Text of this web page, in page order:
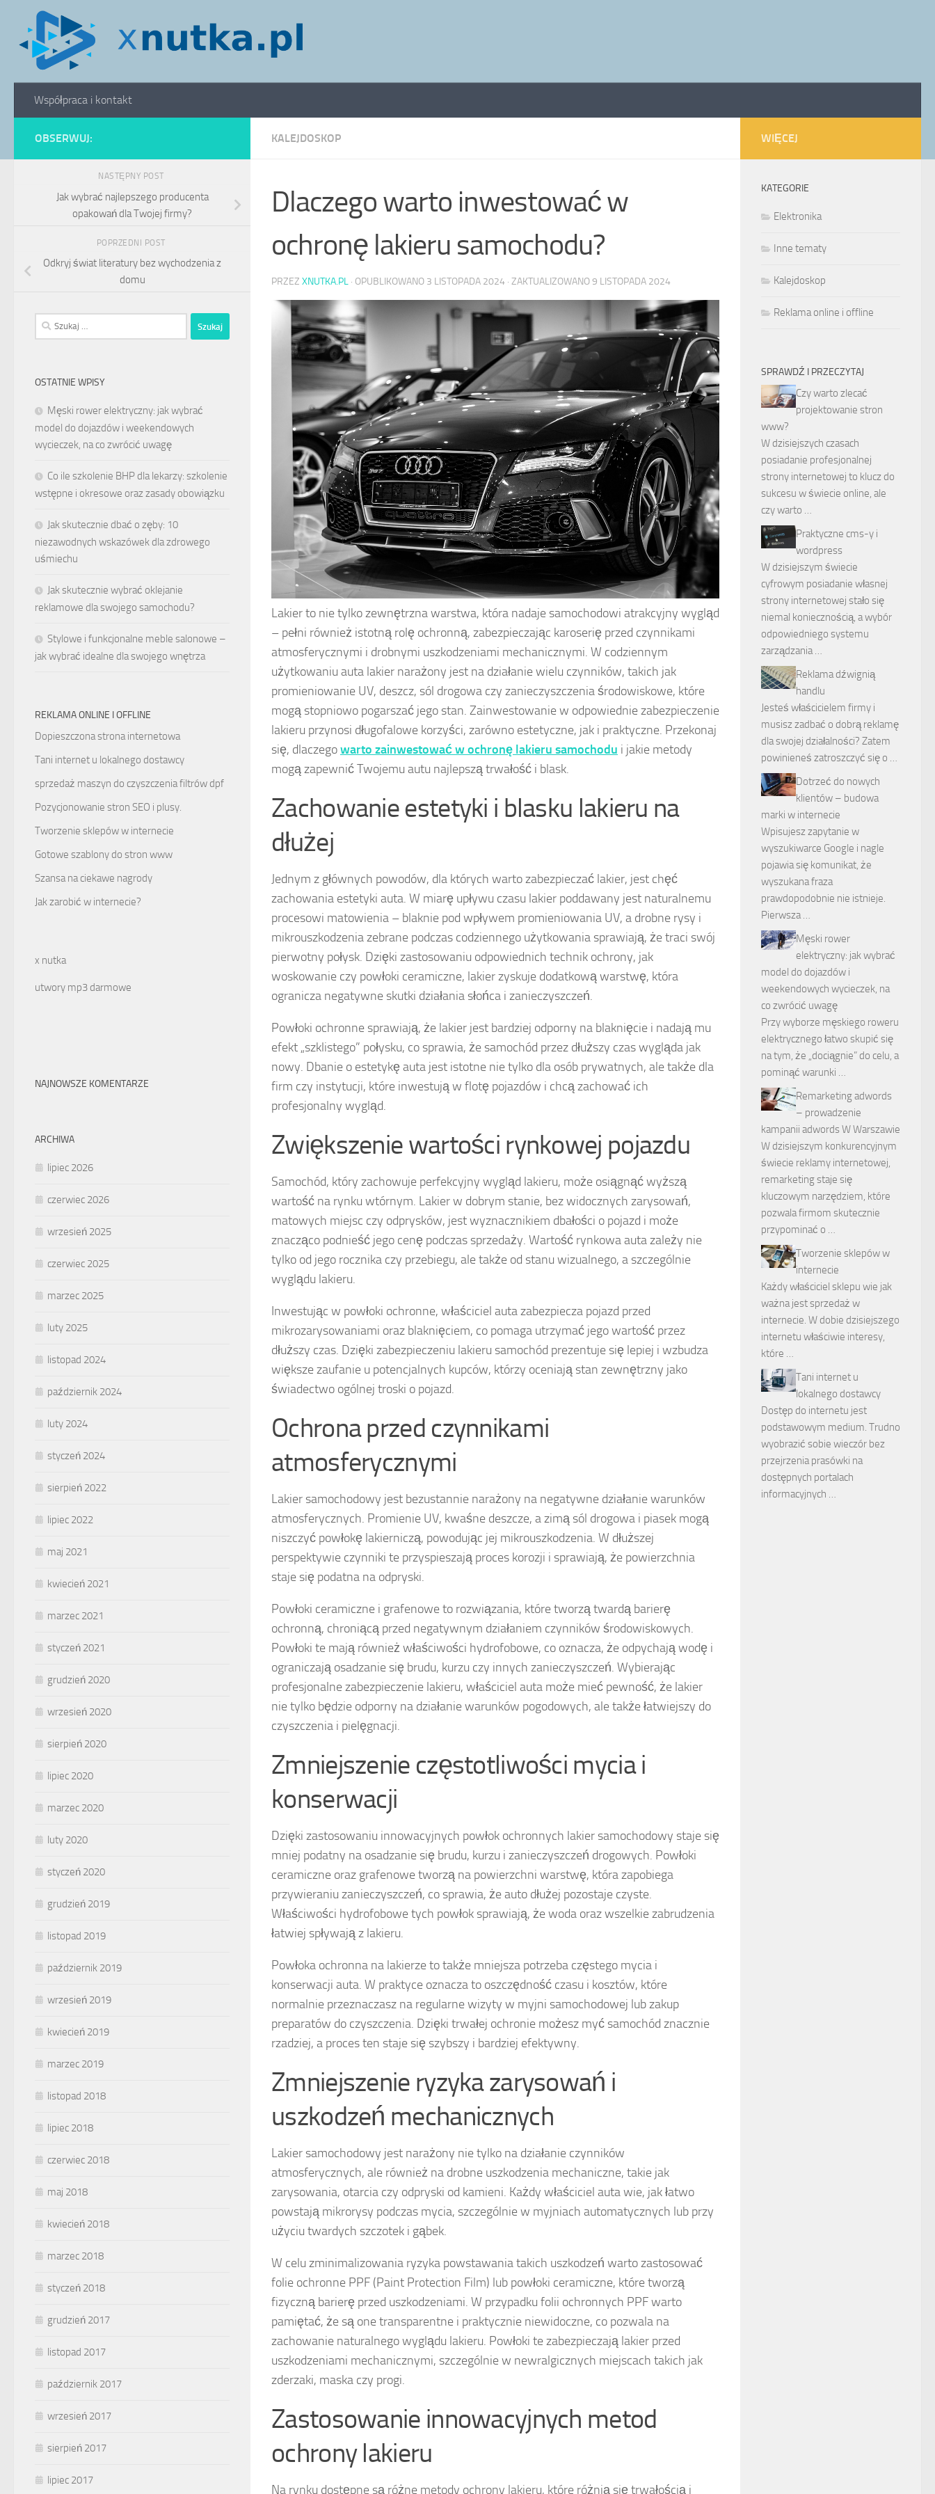
Skip to content
Współpraca i kontakt
KALEJDOSKOP
Dlaczego warto inwestować w
ochronę lakieru samochodu?
PRZEZ XNUTKA.PL · OPUBLIKOWANO 3 LISTOPADA 2024 · ZAKTUALIZOWANO9 LISTOPADA 2024
Lakier to nie tylko zewnętrzna warstwa, która nadaje samochodowi atrakcyjny wygląd
– pełni również istotną rolę ochronną, zabezpieczając karoserię przed czynnikami
atmosferycznymi i drobnymi uszkodzeniami mechanicznymi. W codziennym
użytkowaniu auta lakier narażony jest na działanie wielu czynników, takich jak
promieniowanie UV, deszcz, sól drogowa czy zanieczyszczenia środowiskowe, które
mogą stopniowo pogarszać jego stan. Zainwestowanie w odpowiednie zabezpieczenie
lakieru przynosi długofalowe korzyści, zarówno estetyczne, jak i praktyczne. Przekonaj
się, dlaczegowarto zainwestować w ochronę lakieru samochodu i jakie metody
mogą zapewnić Twojemu autu najlepszą trwałość i blask.
Zachowanie estetyki i blasku lakieru na
dłużej
Jednym z głównych powodów, dla których warto zabezpieczać lakier, jest chęć
zachowania estetyki auta. W miarę upływu czasu lakier poddawany jest naturalnemu
procesowi matowienia – blaknie pod wpływem promieniowania UV, a drobne rysy i
mikrouszkodzenia zebrane podczas codziennego użytkowania sprawiają, że traci swój
pierwotny połysk. Dzięki zastosowaniu odpowiednich technik ochrony, jak
woskowanie czy powłoki ceramiczne, lakier zyskuje dodatkową warstwę, która
ogranicza negatywne skutki działania słońca i zanieczyszczeń.
Powłoki ochronne sprawiają, że lakier jest bardziej odporny na blaknięcie i nadają mu
efekt „szklistego” połysku, co sprawia, że samochód przez dłuższy czas wygląda jak
nowy. Dbanie o estetykę auta jest istotne nie tylko dla osób prywatnych, ale także dla
firm czy instytucji, które inwestują w flotę pojazdów i chcą zachować ich
profesjonalny wygląd.
Zwiększenie wartości rynkowej pojazdu
Samochód, który zachowuje perfekcyjny wygląd lakieru, może osiągnąć wyższą
wartość na rynku wtórnym. Lakier w dobrym stanie, bez widocznych zarysowań,
matowych miejsc czy odprysków, jest wyznacznikiem dbałości o pojazd i może
znacząco podnieść jego cenę podczas sprzedaży. Wartość rynkowa auta zależy nie
tylko od jego rocznika czy przebiegu, ale także od stanu wizualnego, a szczególnie
wyglądu lakieru.
Inwestując w powłoki ochronne, właściciel auta zabezpiecza pojazd przed
mikrozarysowaniami oraz blaknięciem, co pomaga utrzymać jego wartość przez
dłuższy czas. Dzięki zabezpieczeniu lakieru samochód prezentuje się lepiej i wzbudza
większe zaufanie u potencjalnych kupców, którzy oceniają stan zewnętrzny jako
świadectwo ogólnej troski o pojazd.
Ochrona przed czynnikami
atmosferycznymi
Lakier samochodowy jest bezustannie narażony na negatywne działanie warunków
atmosferycznych. Promienie UV, kwaśne deszcze, a zimą sól drogowa i piasek mogą
niszczyć powłokę lakierniczą, powodując jej mikrouszkodzenia. W dłuższej
perspektywie czynniki te przyspieszają proces korozji i sprawiają, że powierzchnia
staje się podatna na odpryski.
Powłoki ceramiczne i grafenowe to rozwiązania, które tworzą twardą barierę
ochronną, chroniącą przed negatywnym działaniem czynników środowiskowych.
Powłoki te mają również właściwości hydrofobowe, co oznacza, że odpychają wodę i
ograniczają osadzanie się brudu, kurzu czy innych zanieczyszczeń. Wybierając
profesjonalne zabezpieczenie lakieru, właściciel auta może mieć pewność, że lakier
nie tylko będzie odporny na działanie warunków pogodowych, ale także łatwiejszy do
czyszczenia i pielęgnacji.
Zmniejszenie częstotliwości mycia i
konserwacji
Dzięki zastosowaniu innowacyjnych powłok ochronnych lakier samochodowy staje się
mniej podatny na osadzanie się brudu, kurzu i zanieczyszczeń drogowych. Powłoki
ceramiczne oraz grafenowe tworzą na powierzchni warstwę, która zapobiega
przywieraniu zanieczyszczeń, co sprawia, że auto dłużej pozostaje czyste.
Właściwości hydrofobowe tych powłok sprawiają, że woda oraz wszelkie zabrudzenia
łatwiej spływają z lakieru.
Powłoka ochronna na lakierze to także mniejsza potrzeba częstego mycia i
konserwacji auta. W praktyce oznacza to oszczędność czasu i kosztów, które
normalnie przeznaczasz na regularne wizyty w myjni samochodowej lub zakup
preparatów do czyszczenia. Dzięki trwałej ochronie możesz myć samochód znacznie
rzadziej, a proces ten staje się szybszy i bardziej efektywny.
Zmniejszenie ryzyka zarysowań i
uszkodzeń mechanicznych
Lakier samochodowy jest narażony nie tylko na działanie czynników
atmosferycznych, ale również na drobne uszkodzenia mechaniczne, takie jak
zarysowania, otarcia czy odpryski od kamieni. Każdy właściciel auta wie, jak łatwo
powstają mikrorysy podczas mycia, szczególnie w myjniach automatycznych lub przy
użyciu twardych szczotek i gąbek.
W celu zminimalizowania ryzyka powstawania takich uszkodzeń warto zastosować
folie ochronne PPF (Paint Protection Film) lub powłoki ceramiczne, które tworzą
fizyczną barierę przed uszkodzeniami. W przypadku folii ochronnych PPF warto
pamiętać, że są one transparentne i praktycznie niewidoczne, co pozwala na
zachowanie naturalnego wyglądu lakieru. Powłoki te zabezpieczają lakier przed
uszkodzeniami mechanicznymi, szczególnie w newralgicznych miejscach takich jak
zderzaki, maska czy progi.
Zastosowanie innowacyjnych metod
ochrony lakieru
Na rynku dostępne są różne metody ochrony lakieru, które różnią się trwałością i
OBSERWUJ:
NASTĘPNY POST
Jak wybrać najlepszego producenta
opakowań dla Twojej firmy?
POPRZEDNI POST
Odkryj świat literatury bez wychodzenia z
domu
Szukaj:
OSTATNIE WPISY
Męski rower elektryczny: jak wybrać
model do dojazdów i weekendowych
wycieczek, na co zwrócić uwagę
Co ile szkolenie BHP dla lekarzy: szkolenie
wstępne i okresowe oraz zasady obowiązku
Jak skutecznie dbać o zęby: 10
niezawodnych wskazówek dla zdrowego
uśmiechu
Jak skutecznie wybrać oklejanie
reklamowe dla swojego samochodu?
Stylowe i funkcjonalne meble salonowe –
jak wybrać idealne dla swojego wnętrza
REKLAMA ONLINE I OFFLINE
Dopieszczona strona internetowa
Tani internet u lokalnego dostawcy
sprzedaż maszyn do czyszczenia filtrów dpf
Pozycjonowanie stron SEO i plusy.
Tworzenie sklepów w internecie
Gotowe szablony do stron www
Szansa na ciekawe nagrody
Jak zarobić w internecie?
x nutka
utwory mp3 darmowe
NAJNOWSZE KOMENTARZE
ARCHIWA
lipiec 2026
czerwiec 2026
wrzesień 2025
czerwiec 2025
marzec 2025
luty 2025
listopad 2024
październik 2024
luty 2024
styczeń 2024
sierpień 2022
lipiec 2022
maj 2021
kwiecień 2021
marzec 2021
styczeń 2021
grudzień 2020
wrzesień 2020
sierpień 2020
lipiec 2020
marzec 2020
luty 2020
styczeń 2020
grudzień 2019
listopad 2019
październik 2019
wrzesień 2019
kwiecień 2019
marzec 2019
listopad 2018
lipiec 2018
czerwiec 2018
maj 2018
kwiecień 2018
marzec 2018
styczeń 2018
grudzień 2017
listopad 2017
październik 2017
wrzesień 2017
sierpień 2017
lipiec 2017
WIĘCEJ
KATEGORIE
Elektronika
Inne tematy
Kalejdoskop
Reklama online i offline
SPRAWDŹ I PRZECZYTAJ
Czy warto zlecać
projektowanie stron
www?
W dzisiejszych czasach
posiadanie profesjonalnej
strony internetowej to klucz do
sukcesu w świecie online, ale
czy warto …
Praktyczne cms-y i
wordpress
W dzisiejszym świecie
cyfrowym posiadanie własnej
strony internetowej stało się
niemal koniecznością, a wybór
odpowiedniego systemu
zarządzania …
Reklama dźwignią
handlu
Jesteś właścicielem firmy i
musisz zadbać o dobrą reklamę
dla swojej działalności? Zatem
powinieneś zatroszczyć się o …
Dotrzeć do nowych
klientów – budowa
marki w internecie
Wpisujesz zapytanie w
wyszukiwarce Google i nagle
pojawia się komunikat, że
wyszukana fraza
prawdopodobnie nie istnieje.
Pierwsza …
Męski rower
elektryczny: jak wybrać
model do dojazdów i
weekendowych wycieczek, na
co zwrócić uwagę
Przy wyborze męskiego roweru
elektrycznego łatwo skupić się
na tym, że „dociągnie” do celu, a
pominąć warunki …
Remarketing adwords
– prowadzenie
kampanii adwords W Warszawie
W dzisiejszym konkurencyjnym
świecie reklamy internetowej,
remarketing staje się
kluczowym narzędziem, które
pozwala firmom skutecznie
przypominać o …
Tworzenie sklepów w
internecie
Każdy właściciel sklepu wie jak
ważna jest sprzedaż w
internecie. W dobie dzisiejszego
internetu właściwie interesy,
które …
Tani internet u
lokalnego dostawcy
Dostęp do internetu jest
podstawowym medium. Trudno
wyobrazić sobie wieczór bez
przejrzenia prasówki na
dostępnych portalach
informacyjnych …